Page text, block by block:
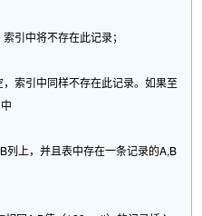
引中将不存在此记录；
引中同样不存在此记录。如果至
上，并且表中存在一条记录的A,B